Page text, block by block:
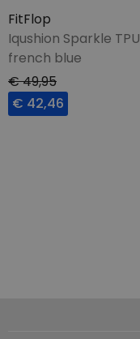
FitFlop
Iqushion Sparkle TPU
french blue
€ 49,95
€ 42,46